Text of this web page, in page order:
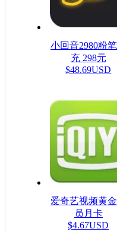
小回音2980粉
充 298元
$48.69USD
爱奇艺视频黄
员月卡
$4.67USD